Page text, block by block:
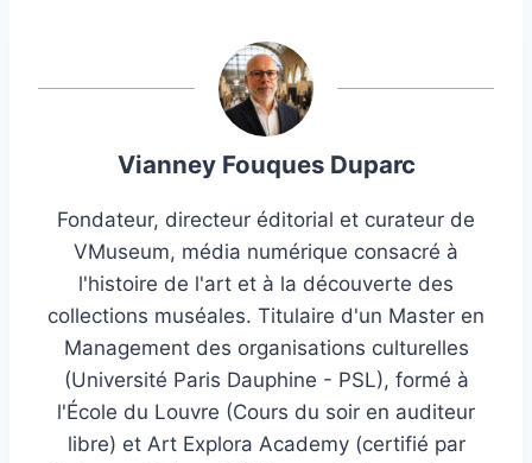
Vianney Fouques Duparc
Fondateur, directeur éditorial et curateur de
VMuseum, média numérique consacré à
l'histoire de l'art et à la découverte des
collections muséales. Titulaire d'un Master en
Management des organisations culturelles
(Université Paris Dauphine - PSL), formé à
l'École du Louvre (Cours du soir en auditeur
libre) et Art Explora Academy (certifié par